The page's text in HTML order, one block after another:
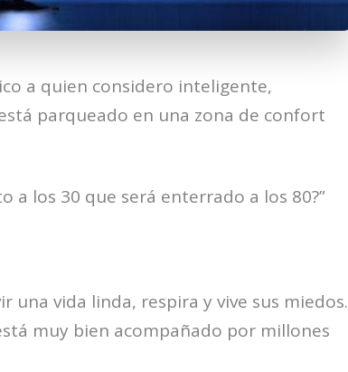
a quien considero inteligente,
parqueado en una zona de confort
a los 30 que será enterrado a los 80?”
una vida linda, respira y vive sus miedos.
muy bien acompañado por millones